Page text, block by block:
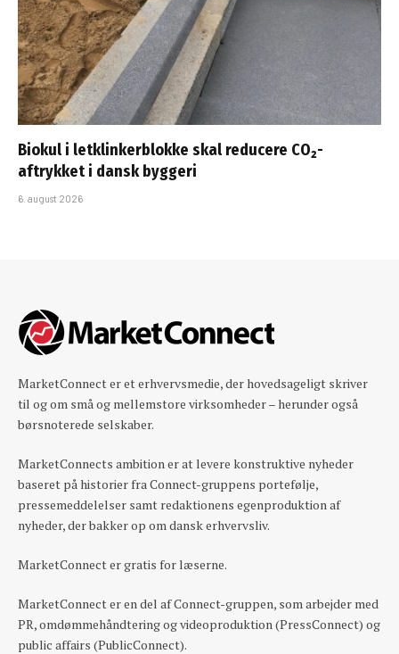
Biokul i letklinkerblokke skal reducere CO₂-
aftrykket i dansk byggeri
6. august 2026
MarketConnect er et erhvervsmedie, der hovedsageligt skriver
til og om små og mellemstore virksomheder – herunder også
børsnoterede selskaber.
MarketConnects ambition er at levere konstruktive nyheder
baseret på historier fra Connect-gruppens portefølje,
pressemeddelelser samt redaktionens egenproduktion af
nyheder, der bakker op om dansk erhvervsliv.
MarketConnect er gratis for læserne.
MarketConnect er en del af Connect-gruppen, som arbejder med
PR, omdømmehåndtering og videoproduktion (PressConnect) og
public affairs (PublicConnect).